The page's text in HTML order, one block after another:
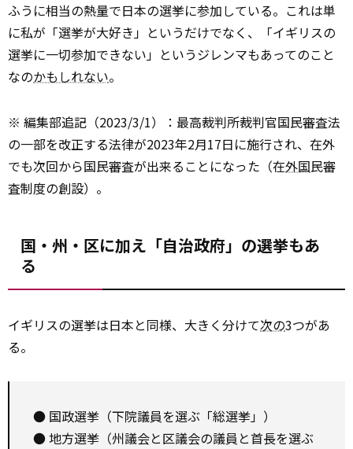
ふうに相当の熱量で日本の選挙に参加している。これは単
に私が「選挙が大好き」というだけでなく、「イギリスの
選挙に一切参加できない」というジレンマもあってのこと
なのかもしれない。
※ 編集部追記（2023/3/1）：最高裁判所裁判官国民審査法
の一部を改正する法律が2023年2月17日に施行され、在外
でも次回から国民審査が出来ることになった（在外国民審
査制度の創設）。
国・州・区に加え「自治政府」の選挙もあ
る
イギリスの選挙は日本と同様、大きく分けて次の3つがあ
る。
● 国政選挙（下院議員を選ぶ「総選挙」）
● 地方選挙（州議会と区議会の議員と首長を選ぶ